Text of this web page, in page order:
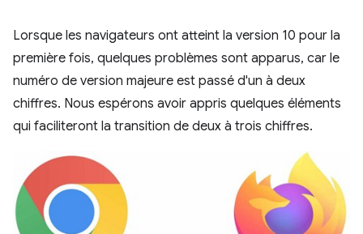
Lorsque les navigateurs ont atteint la version 10 pour la
première fois, quelques problèmes sont apparus, car le
numéro de version majeure est passé d'un à deux
chiffres. Nous espérons avoir appris quelques éléments
qui faciliteront la transition de deux à trois chiffres.